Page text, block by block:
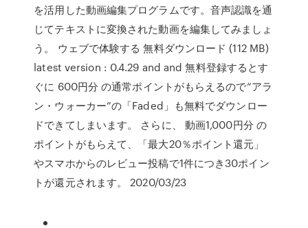
を活用した動画編集プログラムです。音声認識を通
じてテキストに変換された動画を編集してみましょ
う。 ウェブで体験する 無料ダウンロード (112 MB)
latest version : 0.4.29 and and 無料登録するとす
ぐに 600円分 の通常ポイントがもらえるので“アラ
ン・ウォーカー”の「Faded」も無料でダウンロー
ドできてしまいます。 さらに、 動画1,000円分 の
ポイントがもらえて、「最大20％ポイント還元」
やスマホからのレビュー投稿で1件につき30ポイン
トが還元されます。 2020/03/23